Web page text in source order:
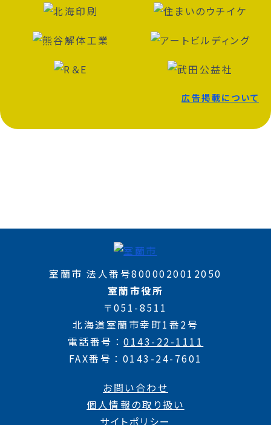
広告掲載について
室蘭市 法人番号8000020012050
室蘭市役所
〒051-8511
北海道室蘭市幸町1番2号
電話番号
0143-22-1111
FAX番号
0143-24-7601
お問い合わせ
個人情報の取り扱い
サイトポリシー